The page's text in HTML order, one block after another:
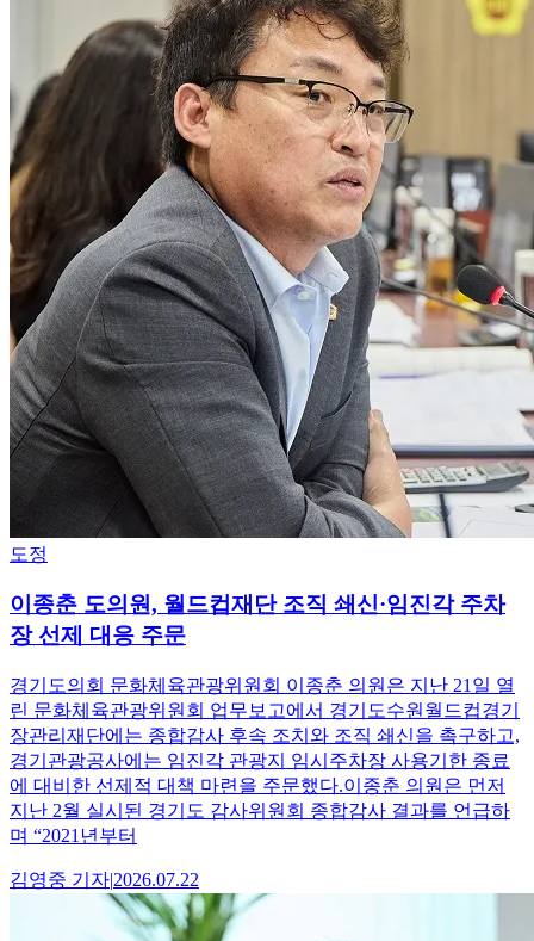
도정
이종춘 도의원, 월드컵재단 조직 쇄신·임진각 주차
장 선제 대응 주문
경기도의회 문화체육관광위원회 이종춘 의원은 지난 21일 열
린 문화체육관광위원회 업무보고에서 경기도수원월드컵경기
장관리재단에는 종합감사 후속 조치와 조직 쇄신을 촉구하고,
경기관광공사에는 임진각 관광지 임시주차장 사용기한 종료
에 대비한 선제적 대책 마련을 주문했다.이종춘 의원은 먼저
지난 2월 실시된 경기도 감사위원회 종합감사 결과를 언급하
며 “2021년부터
김영중 기자|2026.07.22